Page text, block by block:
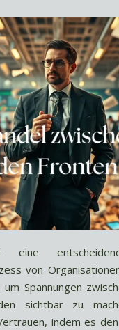
von
Spannungen
sichtbar zu
indem es